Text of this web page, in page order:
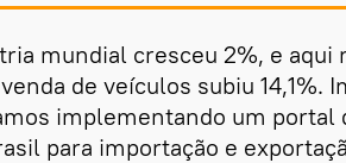
mundial cresceu 2%, e aqui
de veículos subiu 14,1%.
implementando um portal
para importação e